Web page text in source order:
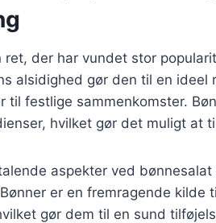
ret, der har vundet stor
alsidighed gør den til en
til festlige sammenkomster.
hvilket gør det muligt at
aspekter ved
er en fremragende kilde
gør dem til en sund